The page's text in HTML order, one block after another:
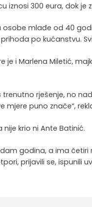
iznosi 300 eura, dok je
osobe mlađe od 40
po kućanstvu.
je i Marlena Miletić,
trenutno rješenje, no
puno znače“,
krio ni Ante Batinić.
godina, a ima
prijavili se, ispunili